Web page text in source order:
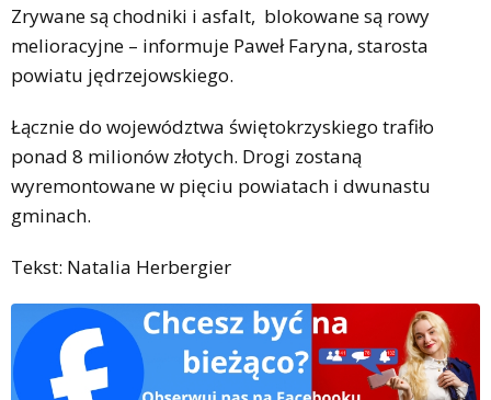
Zrywane są chodniki i asfalt, blokowane są rowy
melioracyjne – informuje Paweł Faryna, starosta
powiatu jędrzejowskiego.
Łącznie do województwa świętokrzyskiego trafiło
ponad 8 milionów złotych. Drogi zostaną
wyremontowane w pięciu powiatach i dwunastu
gminach.
Tekst: Natalia Herbergier